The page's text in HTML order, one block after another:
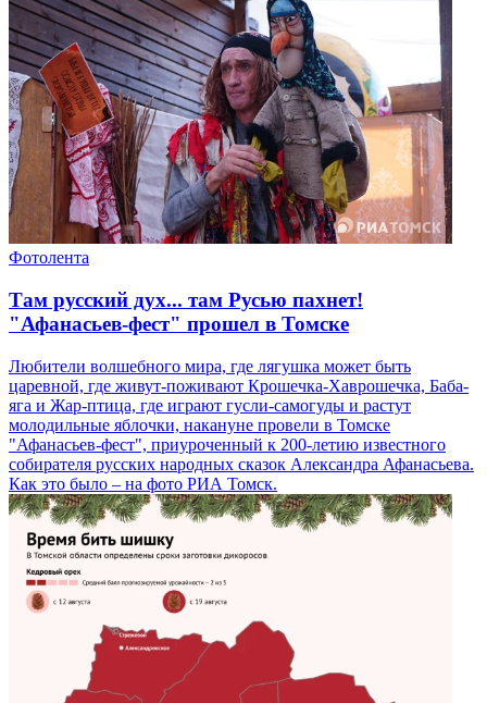
Фотолента
Там русский дух... там Русью пахнет!
"Афанасьев-фест" прошел в Томске
Любители волшебного мира, где лягушка может быть
царевной, где живут-поживают Крошечка-Хаврошечка, Баба-
яга и Жар-птица, где играют гусли-самогуды и растут
молодильные яблочки, накануне провели в Томске
"Афанасьев-фест", приуроченный к 200-летию известного
собирателя русских народных сказок Александра Афанасьева.
Как это было – на фото РИА Томск.